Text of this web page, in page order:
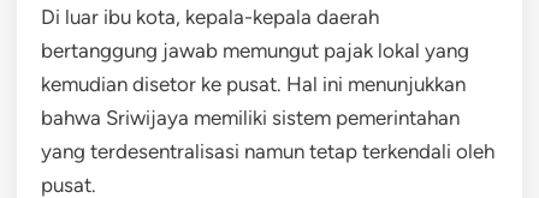
Di luar ibu kota, kepala-kepala daerah
bertanggung jawab memungut pajak lokal yang
kemudian disetor ke pusat. Hal ini menunjukkan
bahwa Sriwijaya memiliki sistem pemerintahan
yang terdesentralisasi namun tetap terkendali oleh
pusat.